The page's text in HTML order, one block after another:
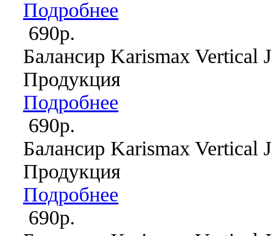
Подробнее
690р.
Балансир Karismax Vertical
Продукция
Подробнее
690р.
Балансир Karismax Vertical
Продукция
Подробнее
690р.